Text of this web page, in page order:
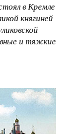
в Кремле
княгиней
и тяжкие